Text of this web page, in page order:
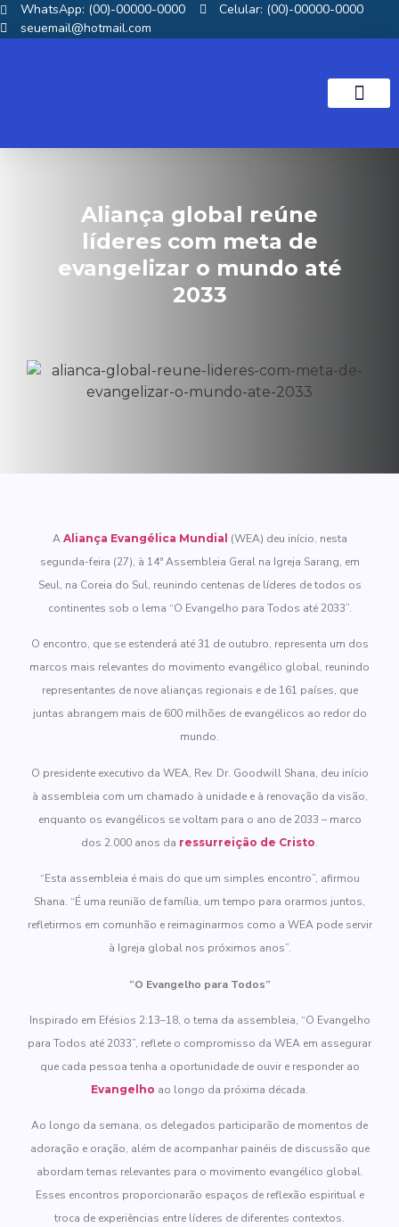
WhatsApp: (00)-00000-0000
Celular: (00)-00000-0000
seuemail@hotmail.com
Aliança global reúne
líderes com meta de
evangelizar o mundo até
2033
A Aliança Evangélica Mundial (WEA) deu início, nesta
segunda-feira (27), à 14ª Assembleia Geral na Igreja Sarang, em
Seul, na Coreia do Sul, reunindo centenas de líderes de todos os
continentes sob o lema “O Evangelho para Todos até 2033”.
O encontro, que se estenderá até 31 de outubro, representa um dos
marcos mais relevantes do movimento evangélico global, reunindo
representantes de nove alianças regionais e de 161 países, que
juntas abrangem mais de 600 milhões de evangélicos ao redor do
mundo.
O presidente executivo da WEA, Rev. Dr. Goodwill Shana, deu início
à assembleia com um chamado à unidade e à renovação da visão,
enquanto os evangélicos se voltam para o ano de 2033 – marco
dos 2.000 anos da ressurreição de Cristo.
“Esta assembleia é mais do que um simples encontro”, afirmou
Shana. “É uma reunião de família, um tempo para orarmos juntos,
refletirmos em comunhão e reimaginarmos como a WEA pode servir
à Igreja global nos próximos anos”.
“O Evangelho para Todos”
Inspirado em Efésios 2:13–18, o tema da assembleia, “O Evangelho
para Todos até 2033”, reflete o compromisso da WEA em assegurar
que cada pessoa tenha a oportunidade de ouvir e responder ao
Evangelho ao longo da próxima década.
Ao longo da semana, os delegados participarão de momentos de
adoração e oração, além de acompanhar painéis de discussão que
abordam temas relevantes para o movimento evangélico global.
Esses encontros proporcionarão espaços de reflexão espiritual e
troca de experiências entre líderes de diferentes contextos.